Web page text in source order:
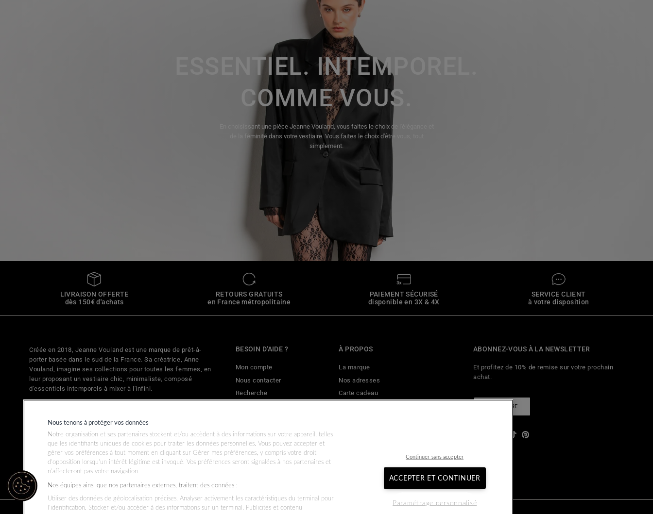
ESSENTIEL. INTEMPOREL.
COMME VOUS.
En choisissant une pièce Jeanne Vouland, vous faites le choix de l'élégance et
de la féminité dans votre vestiaire. Vous faites le choix d'être vous, tout
simplement.
LIVRAISON OFFERTE
dès 150€ d'achats
RETOURS GRATUITS
en France métropolitaine
PAIEMENT SÉCURISÉ
disponible en 3X & 4X
SERVICE CLIENT
à votre disposition
Créée en 2018, Jeanne Vouland est une marque de prêt-à-
porter basée dans le sud de la France. Sa créatrice, Anne
Vouland, imagine ses collections pour toutes les femmes, en
leur proposant un vestiaire chic, minimaliste, composé
d'essentiels intemporels à mixer à l'infini.
BESOIN D'AIDE ?
Mon compte
Nous contacter
Recherche
Politique de remboursement
Données personnelles
Conditions d'utilisation
À PROPOS
La marque
Nos adresses
Carte cadeau
Politique de confidentialité
ABONNEZ-VOUS À LA NEWSLETTER
Et profitez de 10% de remise sur votre prochain
achat.
S'INSCRIRE
YouTubeInstagram
TikTokPinterest
Nous tenons à protéger vos données
Notre organisation et ses partenaires stockent et/ou accèdent à des informations sur votre appareil, telles
que les identifiants uniques de cookies pour traiter les données personnelles. Vous pouvez accepter et
gérer vos préférences à tout moment en cliquant sur Gérer mes préférences, y compris votre droit
d’opposition lorsqu’un intérêt légitime est invoqué. Vos préférences seront signalées à nos partenaires et
n’affecteront pas votre navigation.
Nos équipes ainsi que nos partenaires externes, traitent des données :
Utiliser des données de géolocalisation précises. Analyser activement les caractéristiques du terminal pour
l’identification. Stocker et/ou accéder à des informations sur un terminal. Publicités et contenu
Continuer sans accepter
ACCEPTER ET CONTINUER
Paramétrage personnalisé